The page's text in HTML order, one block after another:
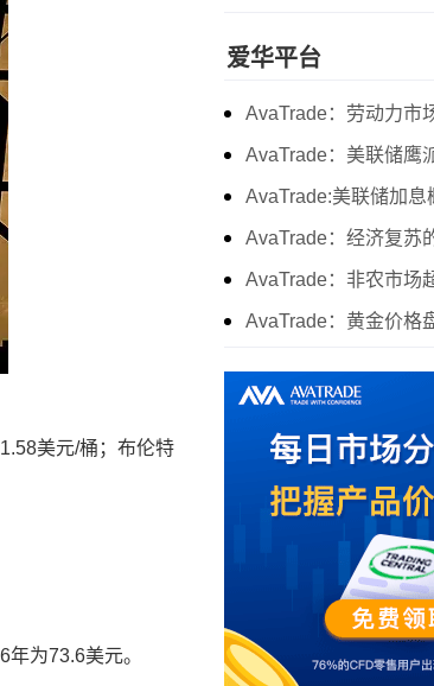
美元/桶；布伦特
为73.6美元。
爱华平台